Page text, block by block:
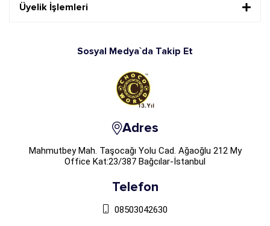
Üyelik İşlemleri
Sosyal Medya`da Takip Et
Adres
Mahmutbey Mah. Taşocağı Yolu Cad. Ağaoğlu 212 My
Office Kat:23/387 Bağcılar-İstanbul
Telefon
08503042630